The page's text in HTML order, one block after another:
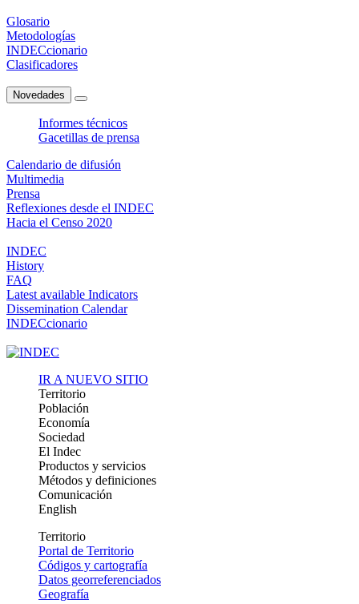
Glosario
Metodologías
INDECcionario
Clasificadores
Novedades
Informes técnicos
Gacetillas de prensa
Calendario de difusión
Multimedia
Prensa
Reflexiones desde el INDEC
Hacia el Censo 2020
INDEC
History
FAQ
Latest available Indicators
Dissemination Calendar
INDECcionario
IR A NUEVO SITIO
Territorio
Población
Economía
Sociedad
El Indec
Productos y servicios
Métodos y definiciones
Comunicación
English
Territorio
Portal de Territorio
Códigos y cartografía
Datos georreferenciados
Geografía